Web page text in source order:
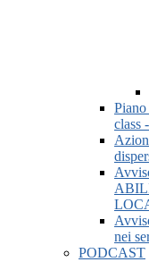
class
nei
PODCAST